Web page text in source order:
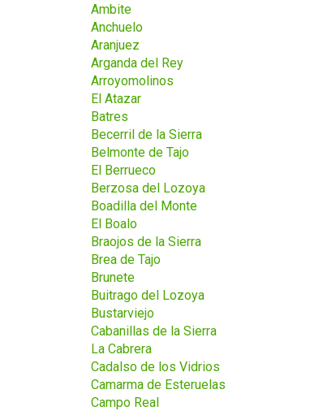
Ambite
Anchuelo
Aranjuez
Arganda del Rey
Arroyomolinos
El Atazar
Batres
Becerril de la Sierra
Belmonte de Tajo
El Berrueco
Berzosa del Lozoya
Boadilla del Monte
El Boalo
Braojos de la Sierra
Brea de Tajo
Brunete
Buitrago del Lozoya
Bustarviejo
Cabanillas de la Sierra
La Cabrera
Cadalso de los Vidrios
Camarma de Esteruelas
Campo Real